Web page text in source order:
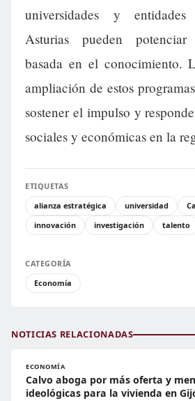
universidades y
Asturias pueden
basada en el conocimiento.
ampliación de estos
sostener el impulso y
sociales y económicas en la
ETIQUETAS
alianza estratégica
universidad
innovación
investigación talento
CATEGORÍA
Economía
NOTICIAS RELACIONADAS
ECONOMÍA
Calvo aboga por más oferta y
ideológicas para la vivienda en